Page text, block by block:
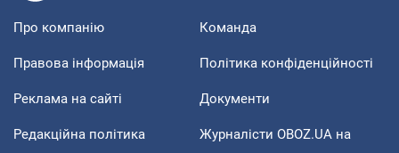
Про компанію Команда
Правова інформація Політика конфіденційності
Реклама на сайті Документи
Редакційна політика
Журналісти OBOZ.UA на